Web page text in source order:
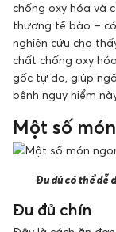
chống oxy hóa và
thương tế bào –
nghiên cứu cho
chất chống oxy
gốc tự do, giúp
bệnh nguy hiểm
Một số
Đu đủ có thể dễ
Đu đủ chín